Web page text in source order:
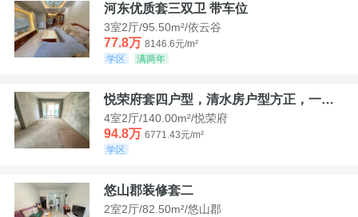
河东优质套三双卫 带车位
3室2厅/95.50m²/依云谷
77.8万 8146.6元/m²
学区
满两年
悦荣府套四户型，清水房户型方正，一口价94，8
4室2厅/140.00m²/悦荣府
94.8万 6771.43元/m²
学区
悠山郡装修套二
2室2厅/82.50m²/悠山郡